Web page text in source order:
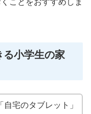
ことをおすすめしま
る小学生の家
宅のタブレット」